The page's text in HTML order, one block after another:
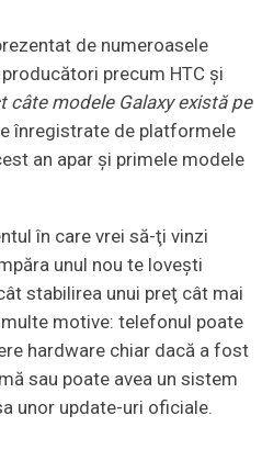
de numeroasele
precum HTC şi
câte modele Galaxy există pe
înregistrate de platformele
an apar şi primele modele
în care vrei să-ţi vinzi
unul nou te loveşti
stabilirea unui preţ cât mai
motive: telefonul poate
hardware chiar dacă a fost
sau poate avea un sistem
unor update-uri oficiale.